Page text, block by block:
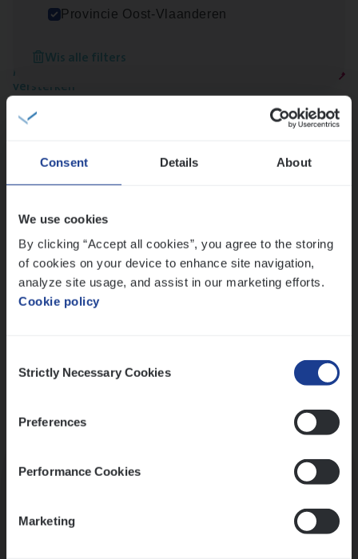
Consent Details About
We use cookies
By clicking “Accept all cookies”, you agree to the storing
of cookies on your device to enhance site navigation,
analyze site usage, and assist in our marketing efforts.
Cookie policy
Selection
Strictly Necessary Cookies
Preferences
Performance Cookies
Marketing
Provincie Oost-Vlaanderen
Wis alle filters
Meer dan collega’s: hoe Julie en Aurélie elkaar
versterken
Mathias houdt van diepgaande dossiers én droge
humor
Thalia zoekt graag oplossingen, in games én op het
werk
Ons sollicitatieproces